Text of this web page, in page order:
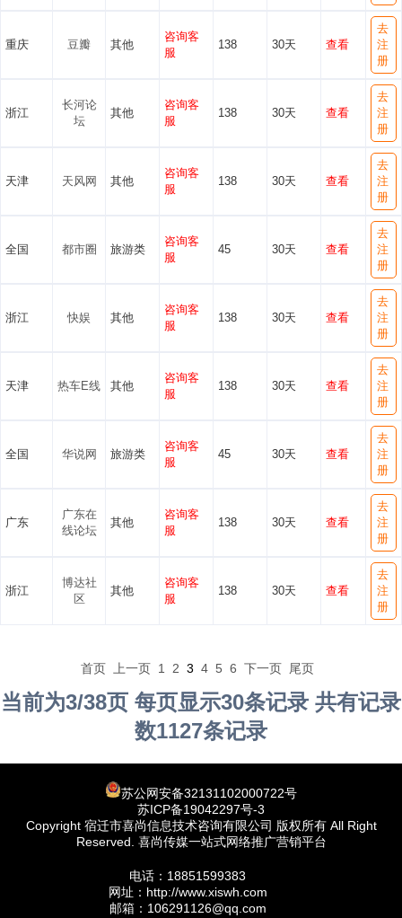
重庆 豆瓣 其他
咨询客
服
138 30天 查看
去
注
册
浙江
长河论
坛
其他
咨询客
服
138 30天 查看
去
注
册
天津 天风网 其他
咨询客
服
138 30天 查看
去
注
册
全国 都市圈 旅游类
咨询客
服
45 30天 查看
去
注
册
浙江 快娱 其他
咨询客
服
138 30天 查看
去
注
册
天津 热车E线 其他
咨询客
服
138 30天 查看
去
注
册
全国 华说网 旅游类
咨询客
服
45 30天 查看
去
注
册
广东
广东在
线论坛
其他
咨询客
服
138 30天 查看
去
注
册
浙江
博达社
区
其他
咨询客
服
138 30天 查看
去
注
册
首页 上一页 1 2 3 4 5 6 下一页 尾页
当前为3/38页 每页显示30条记录 共有记录
数1127条记录
苏公网安备32131102000722号
苏ICP备19042297号-3
Copyright 宿迁市喜尚信息技术咨询有限公司 版权所有 All Right
Reserved. 喜尚传媒一站式网络推广营销平台
电话：18851599383
网址：http://www.xiswh.com
邮箱：106291126@qq.com